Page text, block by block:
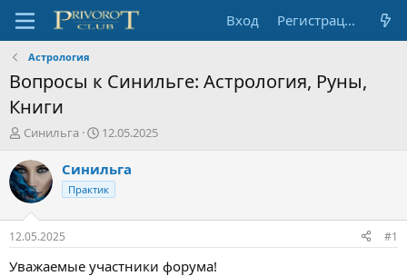
Вход Регистрация
Астрология
Вопросы к Синильге: Астрология, Руны,
Книги
А
т
о
р
т
е
м
ы
Синильга
Д
т
а
н
а
л
12.05.2025
Синильга
Практик
12.05.2025 #1
Уважаемые участники форума!